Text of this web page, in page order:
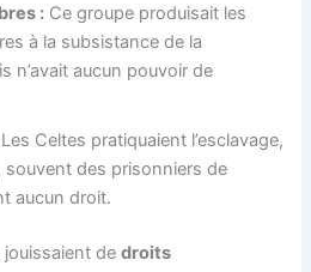
: Ce groupe produisait les
à la subsistance de la
n’avait aucun pouvoir de
Les Celtes pratiquaient l’esclavage,
souvent des prisonniers de
aucun droit.
jouissaient dedroits